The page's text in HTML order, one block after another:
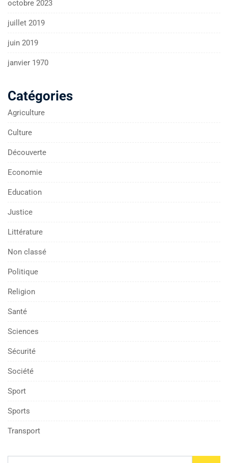
octobre 2023
juillet 2019
juin 2019
janvier 1970
Catégories
Agriculture
Culture
Découverte
Economie
Education
Justice
Littérature
Non classé
Politique
Religion
Santé
Sciences
Sécurité
Société
Sport
Sports
Transport